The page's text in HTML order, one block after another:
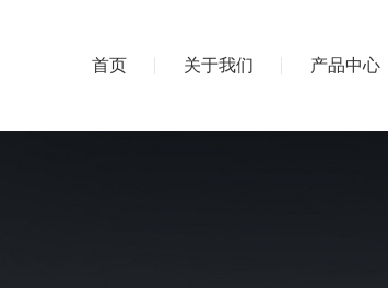
首页 关于我们 产品中心